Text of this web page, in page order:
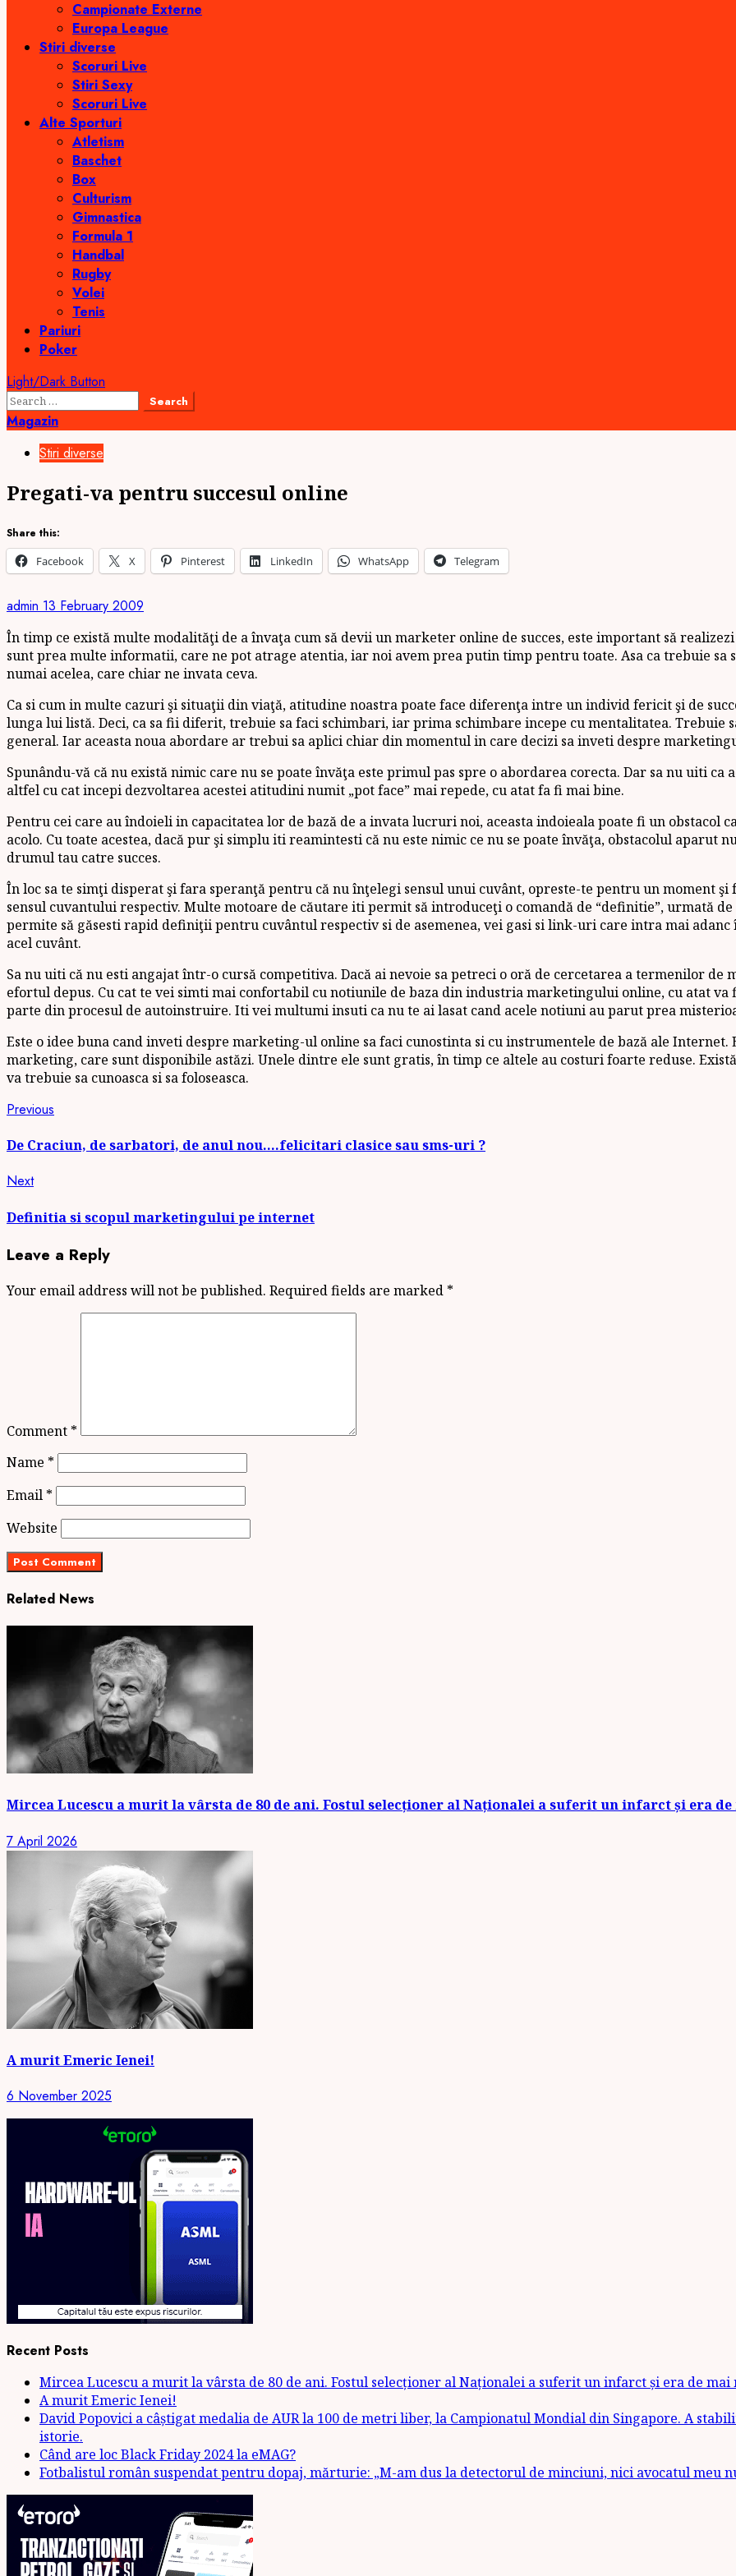
Campionate Externe
Europa League
Stiri diverse
Scoruri Live
Stiri Sexy
Scoruri Live
Alte Sporturi
Atletism
Baschet
Box
Culturism
Gimnastica
Formula 1
Handbal
Rugby
Volei
Tenis
Pariuri
Poker
Light/Dark Button
Search
for:
Magazin
Stiri diverse
Pregati-va pentru succesul online
Share this:
Facebook
X Pinterest LinkedIn WhatsApp Telegram
admin 13 February 2009
În timp ce există multe modalităţi de a învaţa cum să devii un marketer online de succes, este important să
sunt prea multe informatii, care ne pot atrage atentia, iar noi avem prea putin timp pentru toate. Asa ca trebuie
numai acelea, care chiar ne invata ceva.
Ca si cum in multe cazuri şi situaţii din viaţă, atitudine noastra poate face diferenţa intre un individ fericit şi de
lunga lui listă. Deci, ca sa fii diferit, trebuie sa faci schimbari, iar prima schimbare incepe cu mentalitatea. Trebuie
general. Iar aceasta noua abordare ar trebui sa aplici chiar din momentul in care decizi sa inveti despre
Spunându-vă că nu există nimic care nu se poate învăţa este primul pas spre o abordarea corecta. Dar sa nu uiti
altfel cu cat incepi dezvoltarea acestei atitudini numit „pot face” mai repede, cu atat fa fi mai bine.
Pentru cei care au îndoieli in capacitatea lor de bază de a invata lucruri noi, aceasta indoieala poate fi un obstacol
acolo. Cu toate acestea, dacă pur şi simplu iti reamintesti că nu este nimic ce nu se poate învăţa, obstacolul aparut
drumul tau catre succes.
În loc sa te simţi disperat şi fara speranţă pentru că nu înţelegi sensul unui cuvânt, opreste-te pentru un moment
sensul cuvantului respectiv. Multe motoare de căutare iti permit să introduceţi o comandă de “definitie”, urmată
permite să găsesti rapid definiţii pentru cuvântul respectiv si de asemenea, vei gasi si link-uri care intra mai
acel cuvânt.
Sa nu uiti că nu esti angajat într-o cursă competitiva. Dacă ai nevoie sa petreci o oră de cercetarea a termenilor
efortul depus. Cu cat te vei simti mai confortabil cu notiunile de baza din industria marketingului online, cu atat
parte din procesul de autoinstruire. Iti vei multumi insuti ca nu te ai lasat cand acele notiuni au parut prea
Este o idee buna cand inveti despre marketing-ul online sa faci cunostinta si cu instrumentele de bază ale
marketing, care sunt disponibile astăzi. Unele dintre ele sunt gratis, în timp ce altele au costuri foarte reduse.
va trebuie sa cunoasca si sa foloseasca.
Continue
Reading
Previous
De Craciun, de sarbatori, de anul nou….felicitari clasice sau sms-uri ?
NextNext
Definitia si scopul marketingului pe internet
Leave a Reply
Your email address will not be published. Required fields are marked *
Comment *
Name *
Email *
Website
Related News
Mircea Lucescu a murit la vârsta de 80 de ani. Fostul selecționer al Naționalei a suferit un infarct și era
7 April 2026
A murit Emeric Ienei!
6 November 2025
Recent Posts
Mircea Lucescu a murit la vârsta de 80 de ani. Fostul selecționer al Naționalei a suferit un infarct și era de mai
A murit Emeric Ienei!
David Popovici a câștigat medalia de AUR la 100 de metri liber, la Campionatul Mondial din Singapore. A
istorie.
Când are loc Black Friday 2024 la eMAG?
Fotbalistul român suspendat pentru dopaj, mărturie: „M-am dus la detectorul de minciuni, nici avocatul meu